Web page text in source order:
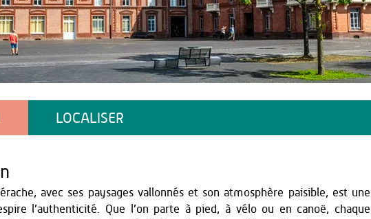
LOCALISER
avec ses paysages vallonnés et son atmosphère paisible, est une
l’authenticité. Que l’on parte à pied, à vélo ou en canoë, chaque